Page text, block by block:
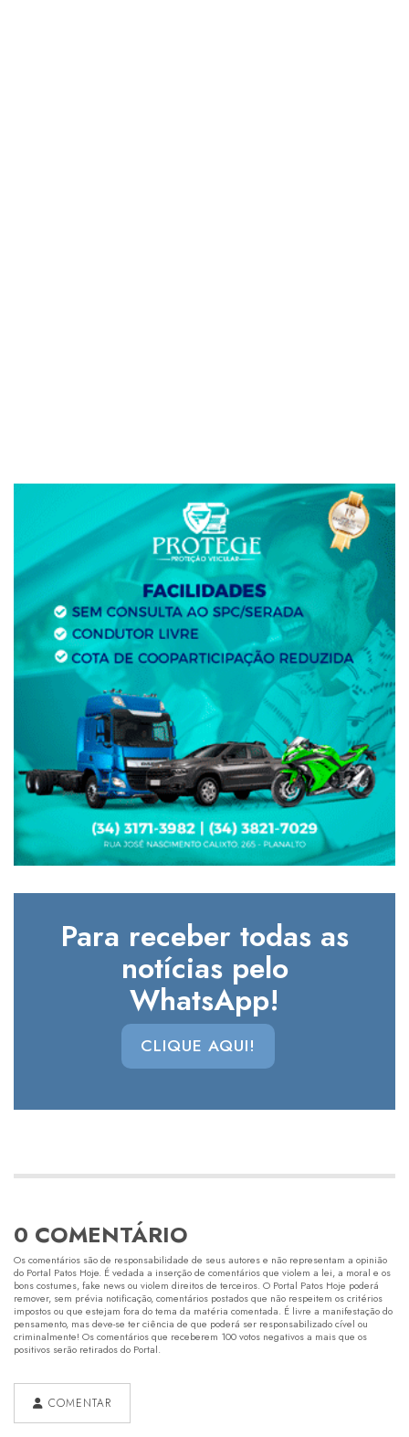
Para receber todas as
notícias pelo
WhatsApp!
CLIQUE AQUI!
0 COMENTÁRIO
Os comentários são de responsabilidade de seus autores e não representam a opinião
do Portal Patos Hoje. É vedada a inserção de comentários que violem a lei, a moral e os
bons costumes, fake news ou violem direitos de terceiros. O Portal Patos Hoje poderá
remover, sem prévia notificação, comentários postados que não respeitem os critérios
impostos ou que estejam fora do tema da matéria comentada. É livre a manifestação do
pensamento, mas deve-se ter ciência de que poderá ser responsabilizado cível ou
criminalmente! Os comentários que receberem 100 votos negativos a mais que os
positivos serão retirados do Portal.
COMENTAR